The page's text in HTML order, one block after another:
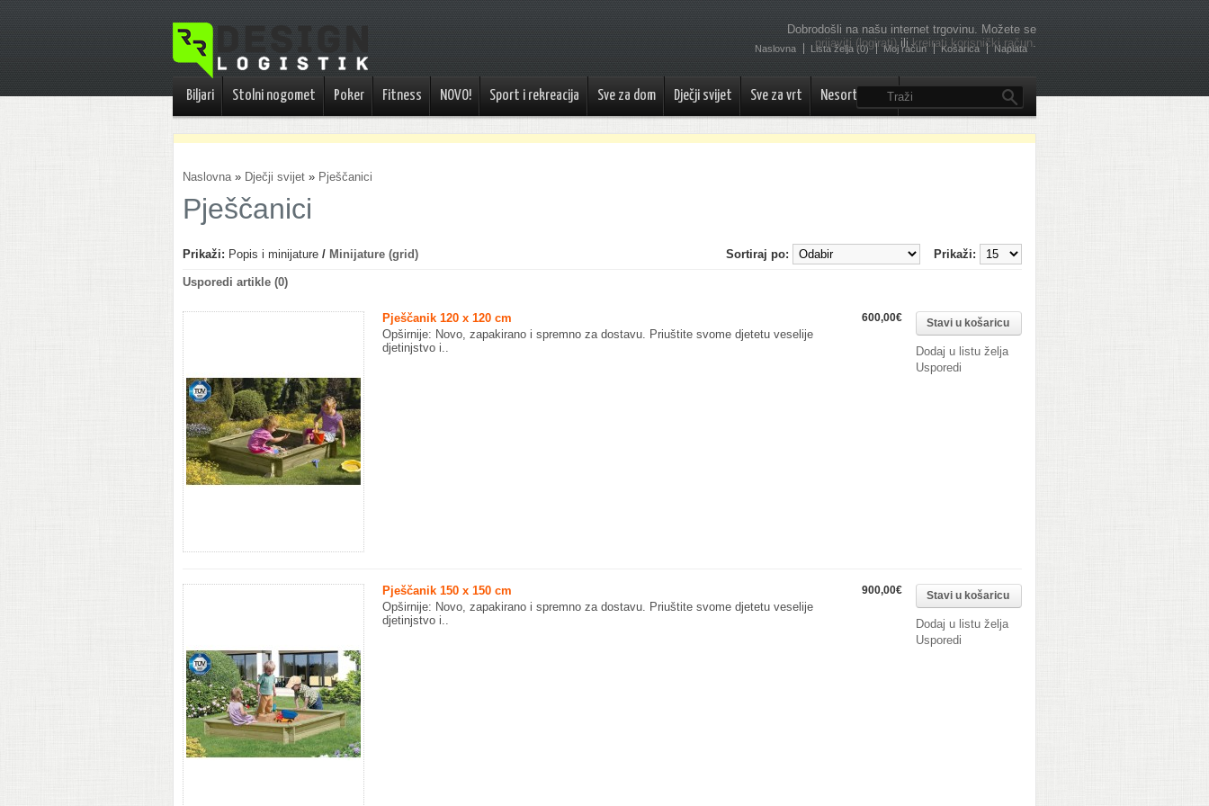
Dobrodošli na našu internet trgovinu. Možete se
prijaviti (logirati)ilikreirati korisnički račun.
Naslovna Lista želja (0) Moj račun Košarica Naplata
Biljari Stolni nogomet Poker Fitness NOVO! Sport i rekreacija Sve za dom Dječji svijet Sve za vrt Nesortirano..
Naslovna» Dječji svijet » Pješčanici
Pješčanici
Prikaži: Popis i minijature / Minijature (grid) Prikaži:
Sortiraj po:
Usporedi artikle (0)
Dodaj u listu želja
Usporedi
600,00€
Pješčanik 120 x 120 cm
Opširnije: Novo, zapakirano i spremno za dostavu. Priuštite svome djetetu veselije
djetinjstvo i..
Dodaj u listu želja
Usporedi
900,00€
Pješčanik 150 x 150 cm
Opširnije: Novo, zapakirano i spremno za dostavu. Priuštite svome djetetu veselije
djetinjstvo i..